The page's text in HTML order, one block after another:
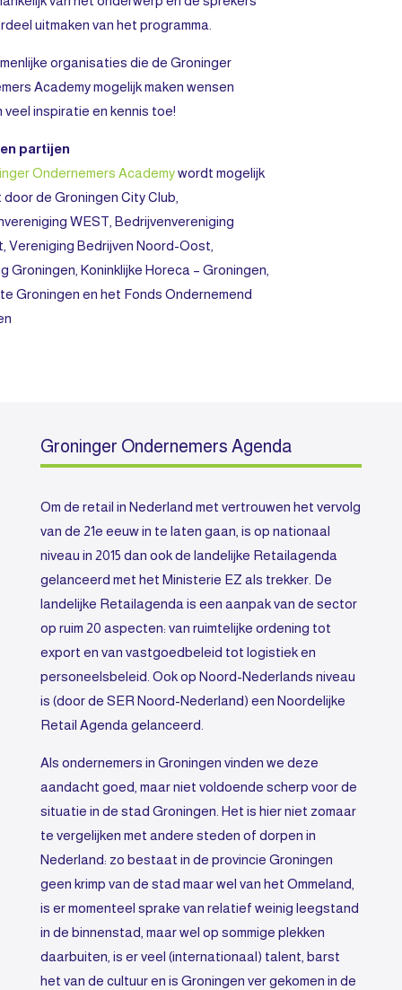
uitmaken van het programma.
organisaties die de Groninger
Academy mogelijk maken wensen
veel inspiratie en kennis toe!
partijen
Ondernemers Academywordt mogelijk
de Groningen City Club,
WEST, Bedrijvenvereniging
Vereniging Bedrijven Noord-Oost,
Groningen, Koninklijke Horeca – Groningen,
Groningen en het Fonds Ondernemend
Groninger Ondernemers Agenda
Om de retail in Nederland met vertrouwen het vervolg
van de 21e eeuw in te laten gaan, is op nationaal
niveau in 2015 dan ook de landelijke Retailagenda
gelanceerd met het Ministerie EZ als trekker. De
landelijke Retailagenda is een aanpak van de sector
op ruim 20 aspecten: van ruimtelijke ordening tot
export en van vastgoedbeleid tot logistiek en
personeelsbeleid. Ook op Noord-Nederlands niveau
is (door de SER Noord-Nederland) een Noordelijke
Retail Agenda gelanceerd.
Als ondernemers in Groningen vinden we deze
aandacht goed, maar niet voldoende scherp voor de
situatie in de stad Groningen. Het is hier niet zomaar
te vergelijken met andere steden of dorpen in
Nederland: zo bestaat in de provincie Groningen
geen krimp van de stad maar wel van het Ommeland,
is er momenteel sprake van relatief weinig leegstand
in de binnenstad, maar wel op sommige plekken
daarbuiten, is er veel (internationaal) talent, barst
het van de cultuur en is Groningen ver gekomen in de